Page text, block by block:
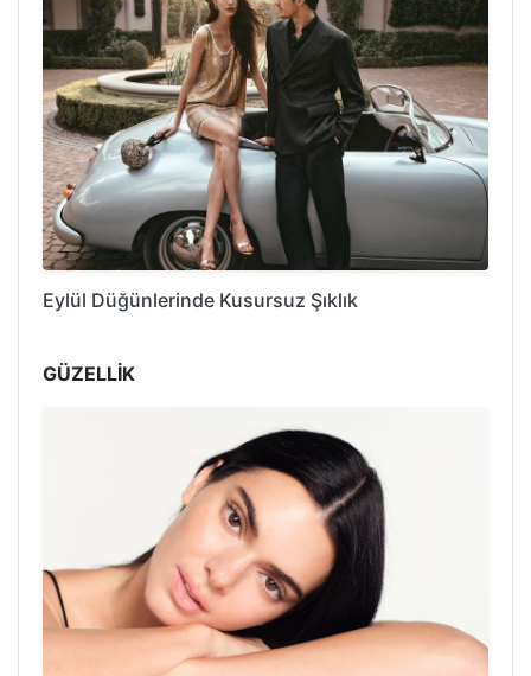
Eylül Düğünlerinde Kusursuz Şıklık
GÜZELLİK